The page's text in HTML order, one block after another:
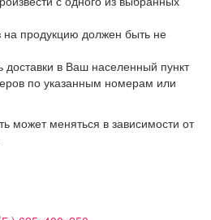
продукцию должен быть не
доставки в Ваш населенный пункт
по указанным номерам или
может меняться в зависимости от